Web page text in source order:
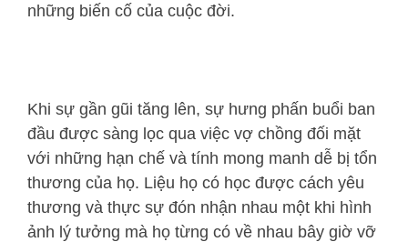
những biến cố của cuộc đời.
Khi sự gần gũi tăng lên, sự hưng phấn buổi ban
đầu được sàng lọc qua việc vợ chồng đối mặt
với những hạn chế và tính mong manh dễ bị tổn
thương của họ. Liệu họ có học được cách yêu
thương và thực sự đón nhận nhau một khi hình
ảnh lý tưởng mà họ từng có về nhau bây giờ vỡ